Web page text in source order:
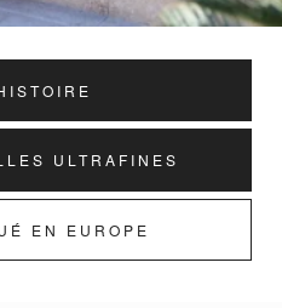
ULTRAFINES
EN EUROPE